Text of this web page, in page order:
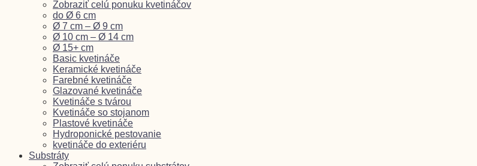
Zobraziť celú ponuku kvetináčov
do Ø 6 cm
Ø 7 cm – Ø 9 cm
Ø 10 cm – Ø 14 cm
Ø 15+ cm
Basic kvetináče
Keramické kvetináče
Farebné kvetináče
Glazované kvetináče
Kvetináče s tvárou
Kvetináče so stojanom
Plastové kvetináče
Hydroponické pestovanie
kvetináče do exteriéru
Substráty